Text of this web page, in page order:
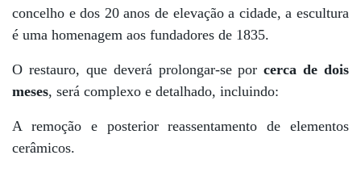
concelho e dos 20 anos de elevação a cidade, a escultura
é uma homenagem aos fundadores de 1835.
O restauro, que deverá prolongar-se porcerca de dois
meses, será complexo e detalhado, incluindo:
A remoção e posterior reassentamento de elementos
cerâmicos.